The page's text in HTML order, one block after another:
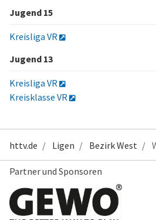
Jugend 15
Kreisliga VR
Jugend 13
Kreisliga VR
Kreisklasse VR
httv.de Ligen Bezirk West
Partner und Sponsoren